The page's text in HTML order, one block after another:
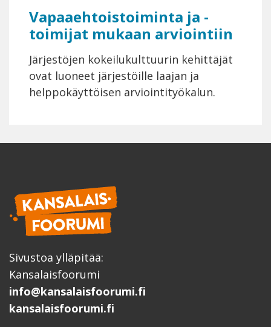
Vapaaehtoistoiminta ja -
toimijat mukaan arviointiin
Järjestöjen kokeilukulttuurin kehittäjät
ovat luoneet järjestöille laajan ja
helppokäyttöisen arviointityökalun.
Sivustoa ylläpitää:
Kansalaisfoorumi
info@kansalaisfoorumi.fi
kansalaisfoorumi.fi